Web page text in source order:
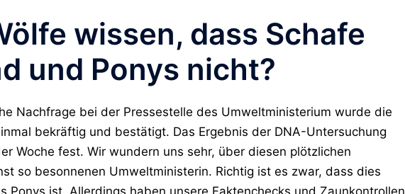
wissen, dass Schafe
und Ponys nicht?
Nachfrage bei der Pressestelle des Umweltministerium wurde die
bekräftig und bestätigt. Das Ergebnis der DNA-Untersuchung
Woche fest. Wir wundern uns sehr, über diesen plötzlichen
so besonnenen Umweltministerin. Richtig ist es zwar, dass dies